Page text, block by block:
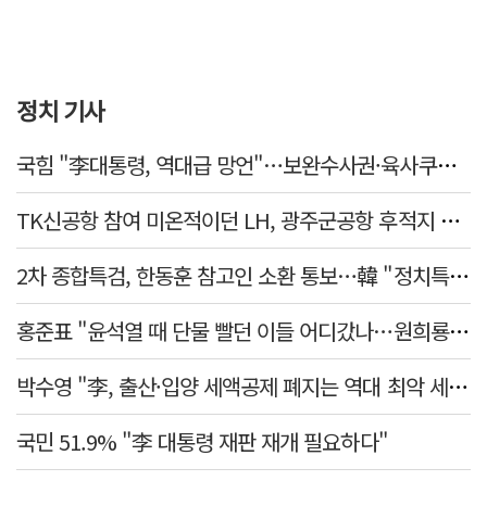
정치 기사
국힘 "李대통령, 역대급 망언"…보완수사권·육사쿠데타·세제개편안·ETF '맹공'
TK신공항 참여 미온적이던 LH, 광주군공항 후적지 조성 앞장
2차 종합특검, 한동훈 참고인 소환 통보…韓 "정치특검 언플" 반발
홍준표 "윤석열 때 단물 빨던 이들 어디갔나…원희룡, 정치무상 느꼈을 것"
박수영 "李, 출산·입양 세액공제 폐지는 역대 최악 세제개악"
국민 51.9% "李 대통령 재판 재개 필요하다"